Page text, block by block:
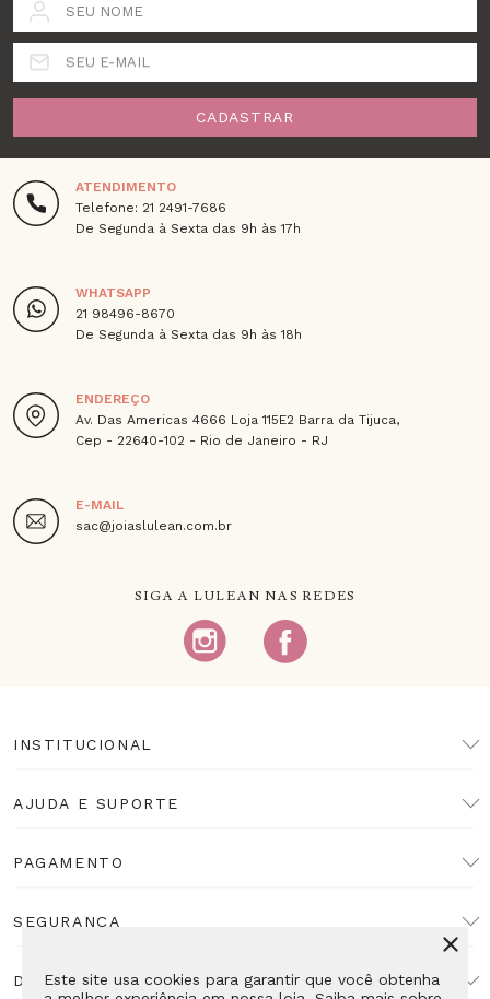
Este site usa cookies para garantir que você obtenha
SEU NOME
SEU E-MAIL
CADASTRAR
ATENDIMENTO
Telefone: 21 2491-7686
De Segunda à Sexta das 9h às 17h
WHATSAPP
21 98496-8670
De Segunda à Sexta das 9h às 18h
ENDEREÇO
Av. Das Americas 4666 Loja 115E2 Barra da Tijuca,
Cep - 22640-102 - Rio de Janeiro - RJ
E-MAIL
sac@joiaslulean.com.br
SIGA A LULEAN NAS REDES
INSTITUCIONAL
AJUDA E SUPORTE
PAGAMENTO
SEGURANÇA
DESENVOLVIMENTO